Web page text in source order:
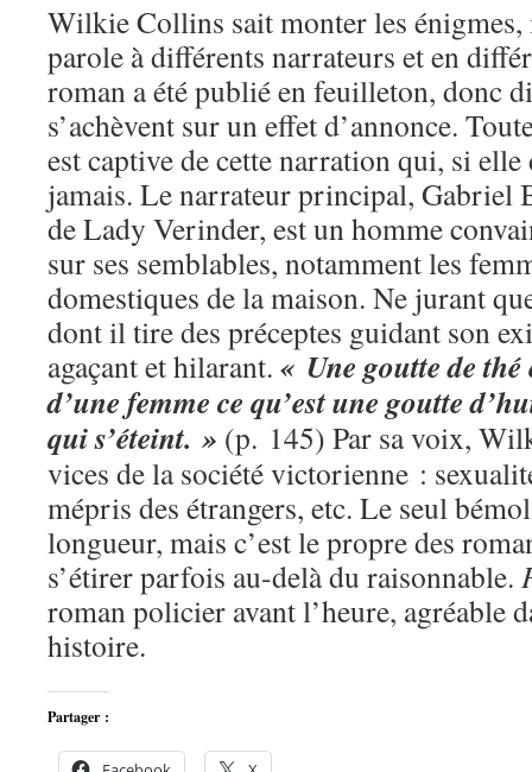
Wilkie Collins sait monter les énigmes,
parole à différents narrateurs et en
roman a été publié en feuilleton, donc
s’achèvent sur un effet d’annonce.
est captive de cette narration qui, si elle
jamais. Le narrateur principal, Gabriel
de Lady Verinder, est un homme
sur ses semblables, notamment les
domestiques de la maison. Ne jurant
dont il tire des préceptes guidant son
agaçant et hilarant. « Une goutte de
d’une femme ce qu’est une goutte
qui s’éteint. » (p. 145) Par sa voix,
vices de la société victorienne :
mépris des étrangers, etc. Le seul
longueur, mais c’est le propre des
s’étirer parfois au-delà du raisonnable.
roman policier avant l’heure, agréable
histoire.
Partager :